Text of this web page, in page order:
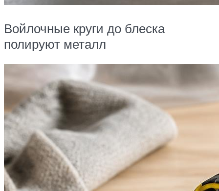
Войлочные круги до блеска
полируют металл